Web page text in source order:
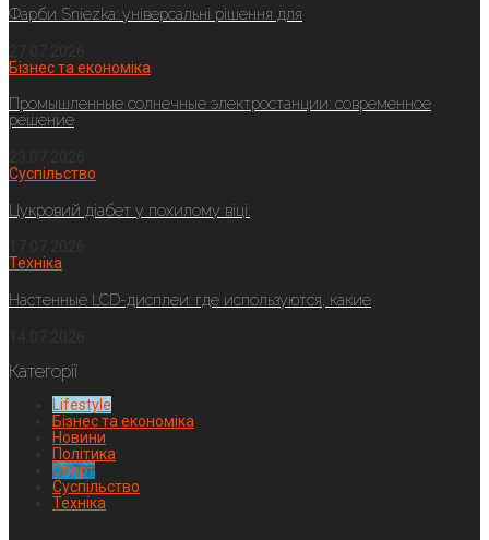
Фарби Sniezka: універсальні рішення для
Бізнес та економіка
Промышленные солнечные электростанции: современное
решение
Суспільство
Цукровий діабет у похилому віці:
Техніка
Настенные LCD-дисплеи: где используются, какие
Категорії
Lifestyle
Бізнес та економіка
Новини
Політика
Спорт
Суспільство
Техніка